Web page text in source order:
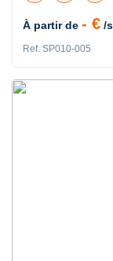
À partir de - € /
Ref. SP010-005